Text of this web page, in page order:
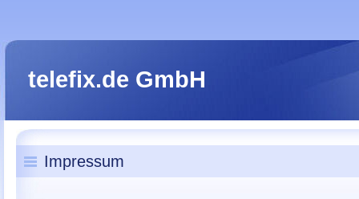
telefix.de GmbH
Impressum